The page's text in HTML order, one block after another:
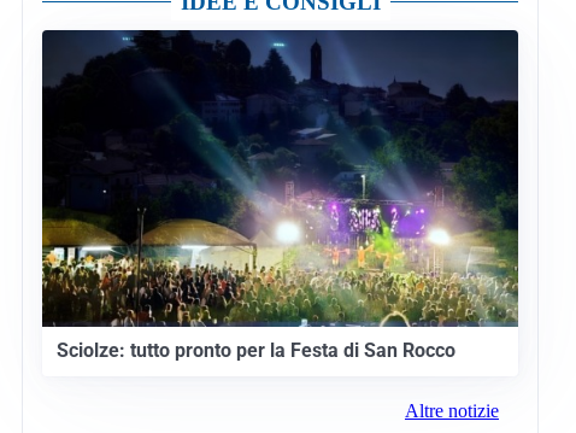
Sciolze: tutto pronto per la Festa di San Rocco
Altre notizie